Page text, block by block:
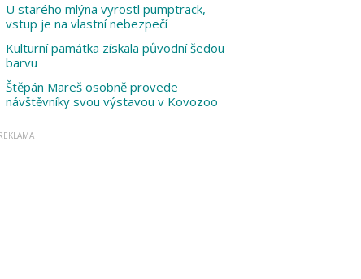
U starého mlýna vyrostl pumptrack,
vstup je na vlastní nebezpečí
Kulturní památka získala původní šedou
barvu
Štěpán Mareš osobně provede
návštěvníky svou výstavou v Kovozoo